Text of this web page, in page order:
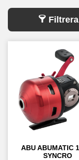
Filtrera
ABU ABUMATIC
SYNCRO